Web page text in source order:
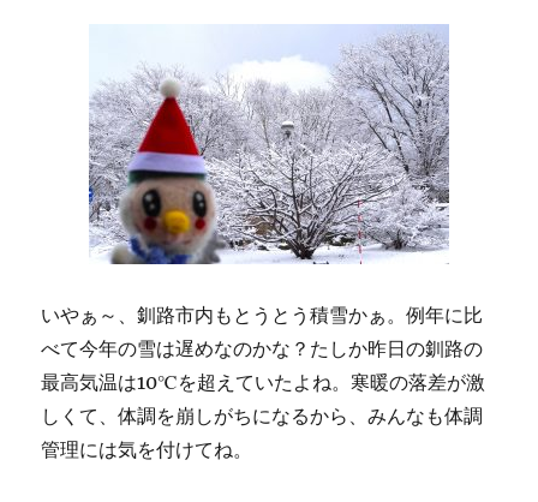
いやぁ～、釧路市内もとうとう積雪かぁ。例年に比
べて今年の雪は遅めなのかな？たしか昨日の釧路の
最高気温は10℃を超えていたよね。寒暖の落差が激
しくて、体調を崩しがちになるから、みんなも体調
管理には気を付けてね。